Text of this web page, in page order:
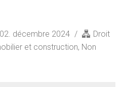
02. décembre 2024
Droit
et construction, Non